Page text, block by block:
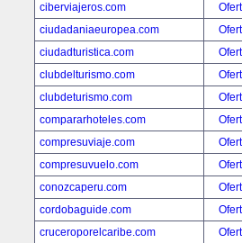
ciberviajeros.com
ciudadaniaeuropea.com
ciudadturistica.com
clubdelturismo.com
clubdeturismo.com
compararhoteles.com
compresuviaje.com
compresuvuelo.com
conozcaperu.com
cordobaguide.com
cruceroporelcaribe.com